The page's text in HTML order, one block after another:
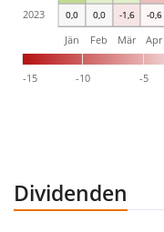
0,0 0,0 -1,6 -0,6
-15 -10 -5
Jän Feb Mär Apr
2023
Dividenden